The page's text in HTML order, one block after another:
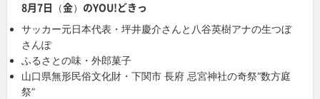
8月7日（金）のYOU!どきっ
サッカー元日本代表・坪井慶介さんと八谷英樹アナの生つぼ
さんぽ
ふるさとの味・外郎菓子
山口県無形民俗文化財・下関市 長府 忌宮神社の奇祭“数方庭
祭”